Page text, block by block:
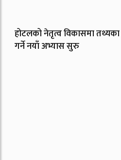
होटलको नेतृत्व विकासमा
गर्ने नयाँ अभ्यास सुरु